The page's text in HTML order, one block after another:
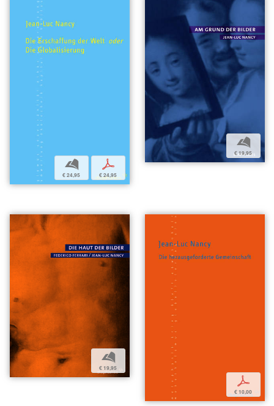
b
€ 24,95
p
€ 24,95
b
€ 19,95
b
€ 19,95
p
€ 10,00